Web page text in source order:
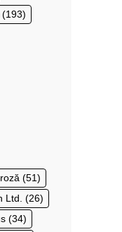
(193)
(51)
Ltd. (26)
(34)